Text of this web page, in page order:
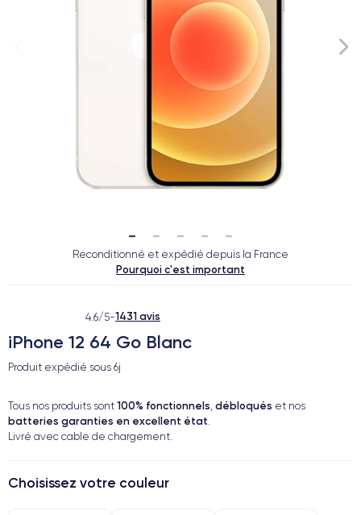
Reconditionné et expédié depuis la France
Pourquoi c'est important
4.6/5-1431 avis
iPhone 12 64 Go Blanc
Produit expédié sous 6j
Tous nos produits sont 100% fonctionnels, débloqués et nos
batteries garanties en excellent état.
Livré avec cable de chargement.
Choisissez votre couleur